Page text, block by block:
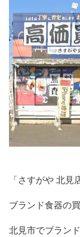
「さすがや 北見
ブランド食器の
北見市でブラン